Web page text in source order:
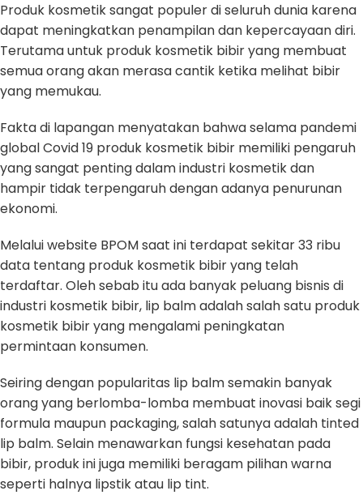
Produk kosmetik sangat populer di seluruh dunia karena
dapat meningkatkan penampilan dan kepercayaan diri.
Terutama untuk produk kosmetik bibir yang membuat
semua orang akan merasa cantik ketika melihat bibir
yang memukau.
Fakta di lapangan menyatakan bahwa selama pandemi
global Covid 19 produk kosmetik bibir memiliki pengaruh
yang sangat penting dalam industri kosmetik dan
hampir tidak terpengaruh dengan adanya penurunan
ekonomi.
Melalui website BPOM saat ini terdapat sekitar 33 ribu
data tentang produk kosmetik bibir yang telah
terdaftar. Oleh sebab itu ada banyak peluang bisnis di
industri kosmetik bibir, lip balm adalah salah satu produk
kosmetik bibir yang mengalami peningkatan
permintaan konsumen.
Seiring dengan popularitas lip balm semakin banyak
orang yang berlomba-lomba membuat inovasi baik segi
formula maupun packaging, salah satunya adalah tinted
lip balm. Selain menawarkan fungsi kesehatan pada
bibir, produk ini juga memiliki beragam pilihan warna
seperti halnya lipstik atau lip tint.